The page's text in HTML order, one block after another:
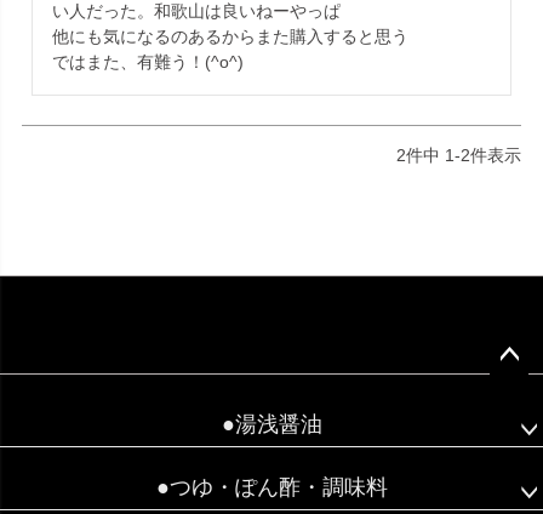
い人だった。和歌山は良いねーやっぱ
他にも気になるのあるからまた購入すると思う
ではまた、有難う！(^o^)
2件中 1-2件表示
●湯浅醤油
●つゆ・ぽん酢・調味料